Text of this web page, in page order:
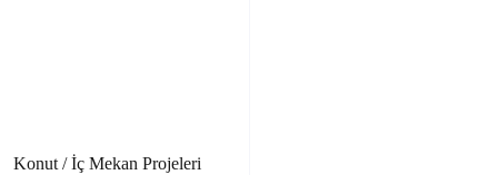
Konut / İç Mekan Projeleri